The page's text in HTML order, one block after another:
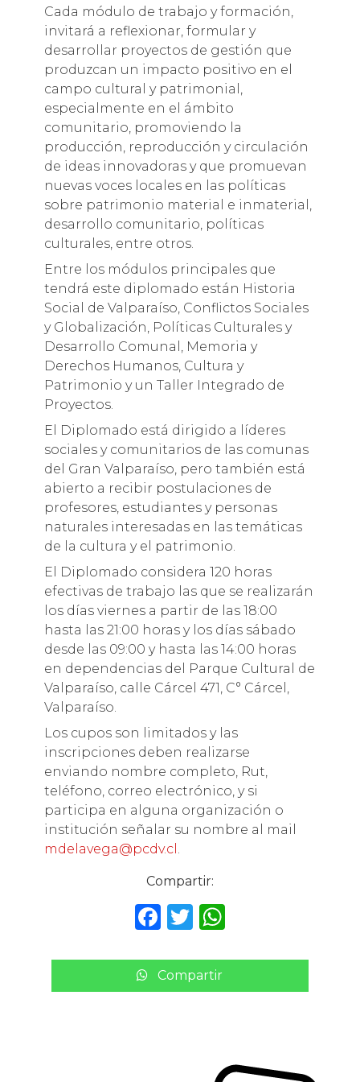
Cada módulo de trabajo y formación,
invitará a reflexionar, formular y
desarrollar proyectos de gestión que
produzcan un impacto positivo en el
campo cultural y patrimonial,
especialmente en el ámbito
comunitario, promoviendo la
producción, reproducción y circulación
de ideas innovadoras y que promuevan
nuevas voces locales en las políticas
sobre patrimonio material e inmaterial,
desarrollo comunitario, políticas
culturales, entre otros.
Entre los módulos principales que
tendrá este diplomado están Historia
Social de Valparaíso, Conflictos Sociales
y Globalización, Políticas Culturales y
Desarrollo Comunal, Memoria y
Derechos Humanos, Cultura y
Patrimonio y un Taller Integrado de
Proyectos.
El Diplomado está dirigido a líderes
sociales y comunitarios de las comunas
del Gran Valparaíso, pero también está
abierto a recibir postulaciones de
profesores, estudiantes y personas
naturales interesadas en las temáticas
de la cultura y el patrimonio.
El Diplomado considera 120 horas
efectivas de trabajo las que se realizarán
los días viernes a partir de las 18:00
hasta las 21:00 horas y los días sábado
desde las 09:00 y hasta las 14:00 horas
en dependencias del Parque Cultural de
Valparaíso, calle Cárcel 471, C° Cárcel,
Valparaíso.
Los cupos son limitados y las
inscripciones deben realizarse
enviando nombre completo, Rut,
teléfono, correo electrónico, y si
participa en alguna organización o
institución señalar su nombre al mail
mdelavega@pcdv.cl .
Compartir:
F
c
e
T
it
te
W
a
ts
p
Compartir